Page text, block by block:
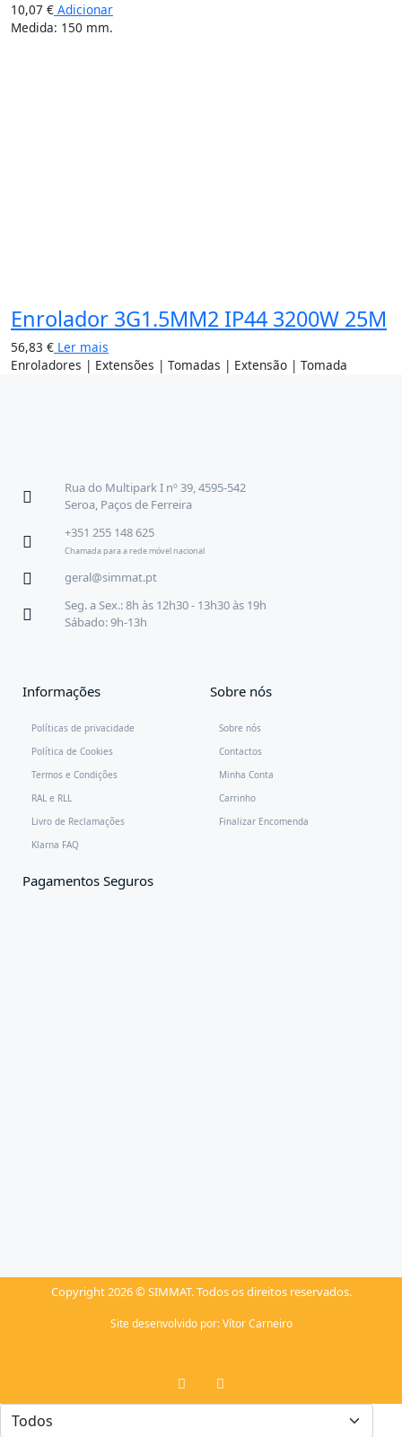
10,07 € Adicionar
Medida: 150 mm.
Enrolador 3G1.5MM2 IP44 3200W 25M
56,83 € Ler mais
Enroladores | Extensões | Tomadas | Extensão | Tomada
Rua do Multipark I nº 39, 4595-542
Seroa, Paços de Ferreira
+351 255 148 625
Chamada para a rede móvel nacional
geral@simmat.pt
Seg. a Sex.: 8h às 12h30 - 13h30 às 19h
Sábado: 9h-13h
Informações
Políticas de privacidade
Política de Cookies
Termos e Condições
RAL e RLL
Livro de Reclamações
Klarna FAQ
Sobre nós
Sobre nós
Contactos
Minha Conta
Carrinho
Finalizar Encomenda
Pagamentos Seguros
Copyright 2026 © SIMMAT. Todos os direitos reservados.
Site desenvolvido por: Vítor Carneiro